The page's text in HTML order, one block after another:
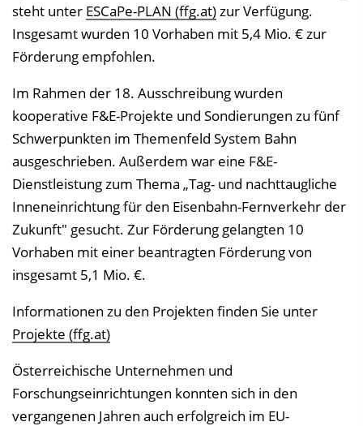
steht unter ESCaPe-PLAN (ffg.at)zur Verfügung.
Insgesamt wurden 10 Vorhaben mit 5,4 Mio. € zur
Förderung empfohlen.
Im Rahmen der 18. Ausschreibung wurden
kooperative F&E-Projekte und Sondierungen zu fünf
Schwerpunkten im Themenfeld System Bahn
ausgeschrieben. Außerdem war eine F&E-
Dienstleistung zum Thema „Tag- und nachttaugliche
Inneneinrichtung für den Eisenbahn-Fernverkehr der
Zukunft" gesucht. Zur Förderung gelangten 10
Vorhaben mit einer beantragten Förderung von
insgesamt 5,1 Mio. €.
Informationen zu den Projekten finden Sie unter
Projekte (ffg.at)
Österreichische Unternehmen und
Forschungseinrichtungen konnten sich in den
vergangenen Jahren auch erfolgreich im EU-